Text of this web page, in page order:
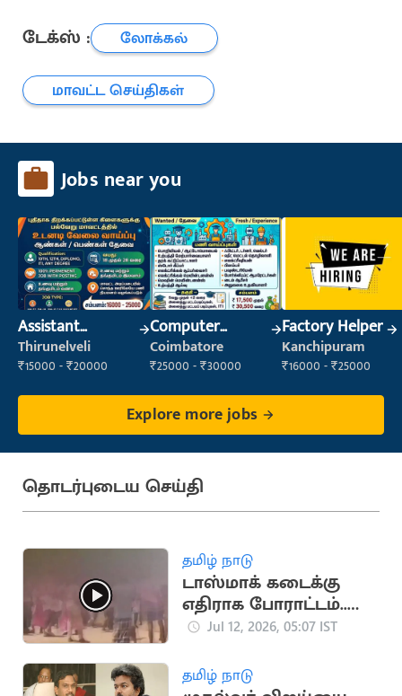
டேக்ஸ் :
லோக்கல்
மாவட்ட செய்திகள்
Jobs near you
Assistant
Manager
Thirunelveli
₹15000 - ₹20000
Computer
Operator
Coimbatore
₹25000 - ₹30000
Factory Helper
Kanchipuram
₹16000 - ₹25000
Explore more jobs
தொடர்புடைய செய்தி
தமிழ் நாடு
டாஸ்மாக் கடைக்கு
எதிராக போராட்டம்..
களத்தில் இறங்கிய
Jul 12, 2026, 05:07 IST
தமிழ் நாடு